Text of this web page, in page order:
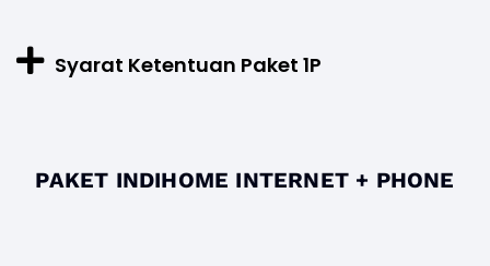
Syarat Ketentuan Paket 1P
PAKET INDIHOME INTERNET + PHONE